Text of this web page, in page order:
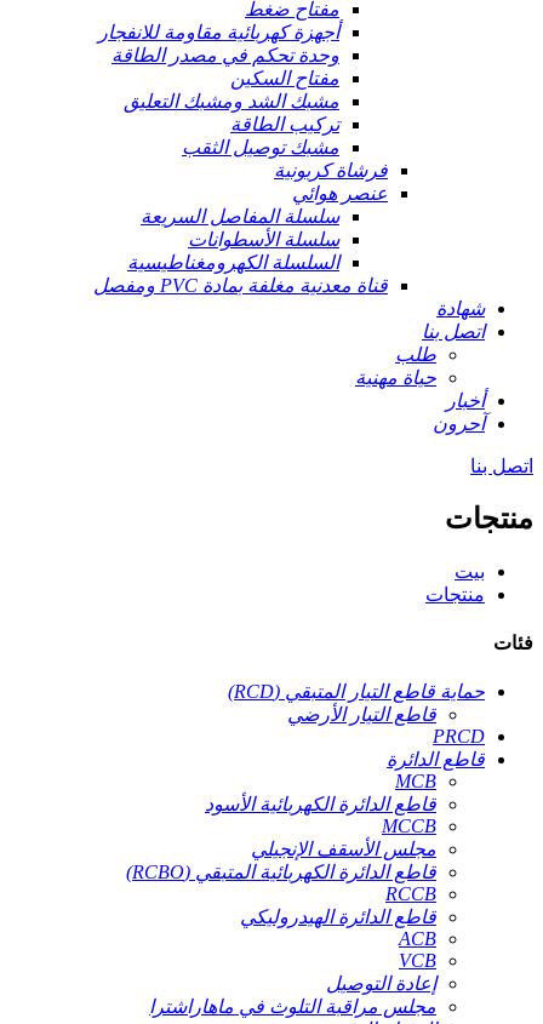
مفتاح ضغط
أجهزة كهربائية مقاومة للانفجار
وحدة تحكم في مصدر الطاقة
مفتاح السكين
مشبك الشد ومشبك التعليق
تركيب الطاقة
مشبك توصيل الثقب
فرشاة كربونية
عنصر هوائي
سلسلة المفاصل السريعة
سلسلة الأسطوانات
السلسلة الكهرومغناطيسية
قناة معدنية مغلفة بمادة PVC ومفصل
شهادة
اتصل بنا
طلب
حياة مهنية
أخبار
آحرون
اتصل بنا
منتجات
بيت
منتجات
فئات
حماية قاطع التيار المتبقي (RCD)
قاطع التيار الأرضي
PRCD
قاطع الدائرة
MCB
قاطع الدائرة الكهربائية الأسود
MCCB
مجلس الأسقف الإنجيلي
قاطع الدائرة الكهربائية المتبقي (RCBO)
RCCB
قاطع الدائرة الهيدروليكي
ACB
VCB
إعادة التوصيل
مجلس مراقبة التلوث في ماهاراشترا